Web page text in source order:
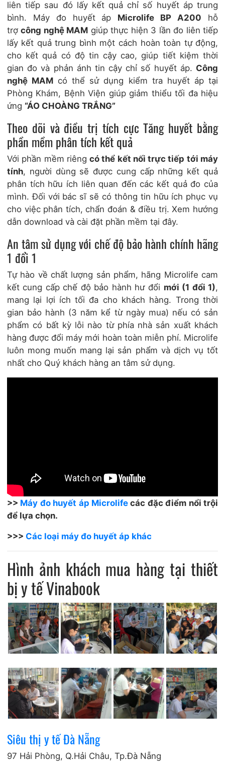
liên tiếp sau đó lấy kết quả chỉ số huyết áp trung
bình. Máy đo huyết áp Microlife BP A200 hỗ
trợcông nghệ MAM giúp thực hiện 3 lần đo liên tiếp
lấy kết quả trung bình một cách hoàn toàn tự động,
cho kết quả có độ tin cậy cao, giúp tiết kiệm thời
gian đo và phản ánh tin cậy chỉ số huyết áp. Công
nghệ MAM có thể sử dụng kiểm tra huyết áp tại
Phòng Khám, Bệnh Viện giúp giảm thiểu tối đa hiệu
ứng “ÁO CHOÀNG TRẮNG”
Theo dõi và điều trị tích cực Tăng huyết bằng
phần mềm phân tích kết quả
Với phần mềm riêngcó thể kết nối trực tiếp tới máy
tính, người dùng sẽ được cung cấp những kết quả
phân tích hữu ích liên quan đến các kết quả đo của
mình. Đối với bác sĩ sẽ có thông tin hữu ích phục vụ
cho việc phân tích, chẩn đoán & điều trị. Xem hướng
dẫn download và cài đặt phần mềm tại đây.
An tâm sử dụng với chế độ bảo hành chính hãng
1 đổi 1
Tự hào về chất lượng sản phẩm, hãng Microlife cam
kết cung cấp chế độ bảo hành hư đổi mới (1 đổi 1),
mang lại lợi ích tối đa cho khách hàng. Trong thời
gian bảo hành (3 năm kể từ ngày mua) nếu có sản
phẩm có bất kỳ lỗi nào từ phía nhà sản xuất khách
hàng được đổi máy mới hoàn toàn miễn phí. Microlife
luôn mong muốn mang lại sản phẩm và dịch vụ tốt
nhất cho Quý khách hàng an tâm sử dụng.
>> Máy đo huyết áp Microlifecác đặc điểm nổi trội
để lựa chọn.
>>> Các loại máy đo huyết áp khác
Hình ảnh khách mua hàng tại thiết
bị y tế Vinabook
Siêu thị y tế Đà Nẵng
97 Hải Phòng, Q.Hải Châu, Tp.Đà Nẵng